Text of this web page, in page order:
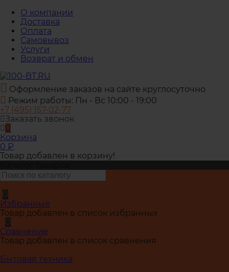
О компании
Доставка
Оплата
Самовывоз
Услуги
Возврат и обмен
Оформление заказов на сайте круглосуточно
Режим работы: Пн - Вс 10:00 - 19:00
+7 (495) 157-02-77
Заказать звонок
0
Корзина
0 ₽
Товар добавлен в корзину!
0
Избранные
Товар добавлен в список избранных
0
Сравнение
Товар добавлен в список сравнения
Бытовая техника